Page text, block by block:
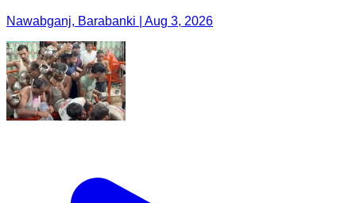
Nawabganj, Barabanki | Aug 3, 2026